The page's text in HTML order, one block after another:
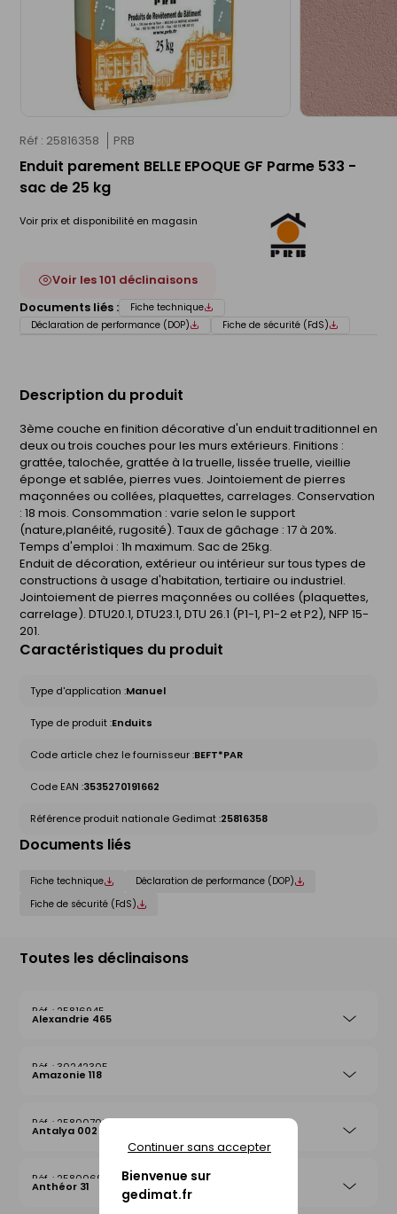
Bienvenue sur
gedimat.fr
Continuer sans accepter
Réf : 25816358 PRB
Enduit parement BELLE EPOQUE GF Parme 533 -
sac de 25 kg
Voir prix et disponibilité en magasin
Voir les 101 déclinaisons
Documents liés :
Fiche technique
Déclaration de performance (DOP)
Fiche de sécurité (FdS)
Description du produit
3ème couche en finition décorative d'un enduit traditionnel en
deux ou trois couches pour les murs extérieurs. Finitions :
grattée, talochée, grattée à la truelle, lissée truelle, vieillie
éponge et sablée, pierres vues. Jointoiement de pierres
maçonnées ou collées, plaquettes, carrelages. Conservation
: 18 mois. Consommation : varie selon le support
(nature,planéité, rugosité). Taux de gâchage : 17 à 20%.
Temps d'emploi : 1h maximum. Sac de 25kg.
Enduit de décoration, extérieur ou intérieur sur tous types de
constructions à usage d'habitation, tertiaire ou industriel.
Jointoiement de pierres maçonnées ou collées (plaquettes,
carrelage). DTU20.1, DTU23.1, DTU 26.1 (P1-1, P1-2 et P2), NFP 15-
201.
Caractéristiques du produit
Type d'application :Manuel
Type de produit :Enduits
Code article chez le fournisseur :BEFT*PAR
Code EAN :3535270191662
Référence produit nationale Gedimat :25816358
Documents liés
Fiche technique
Déclaration de performance (DOP)
Fiche de sécurité (FdS)
Toutes les déclinaisons
25816945
Alexandrie 465
30242305
Amazonie 118
25800708
Antalya 002
25800692
Anthéor 31